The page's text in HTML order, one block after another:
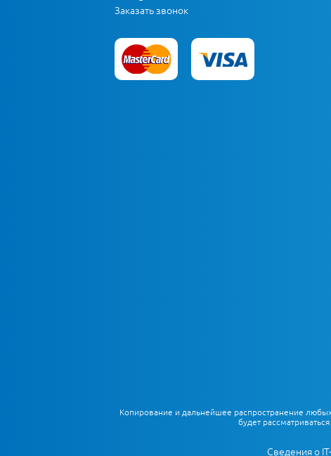
Заказать звонок
Копирование и дальнейшее распространение
будет
Сведения о